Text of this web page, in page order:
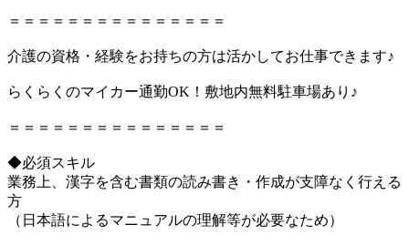
＝＝＝＝＝＝＝＝＝＝＝＝＝＝＝
介護の資格・経験をお持ちの方は活かしてお仕事できます♪
らくらくのマイカー通勤OK！敷地内無料駐車場あり♪
＝＝＝＝＝＝＝＝＝＝＝＝＝＝＝
◆必須スキル
業務上、漢字を含む書類の読み書き・作成が支障なく行える
方
（日本語によるマニュアルの理解等が必要なため）